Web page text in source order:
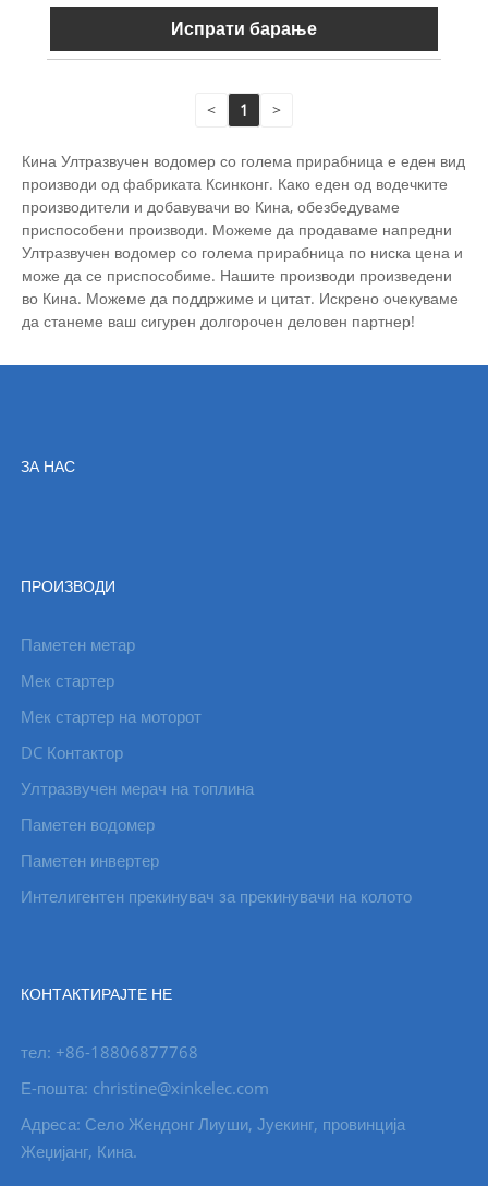
Испрати барање
< 1 >
Кина Ултразвучен водомер со голема прирабница е еден вид
производи од фабриката Ксинконг. Како еден од водечките
производители и добавувачи во Кина, обезбедуваме
приспособени производи. Можеме да продаваме напредни
Ултразвучен водомер со голема прирабница по ниска цена и
може да се приспособиме. Нашите производи произведени
во Кина. Можеме да поддржиме и цитат. Искрено очекуваме
да станеме ваш сигурен долгорочен деловен партнер!
ЗА НАС
ПРОИЗВОДИ
Паметен метар
Мек стартер
Мек стартер на моторот
DC Контактор
Ултразвучен мерач на топлина
Паметен водомер
Паметен инвертер
Интелигентен прекинувач за прекинувачи на колото
КОНТАКТИРАЈТЕ НЕ
тел: +86-18806877768
Е-пошта: christine@xinkelec.com
Адреса: Село Жендонг Лиуши, Јуекинг, провинција
Жеџијанг, Кина.